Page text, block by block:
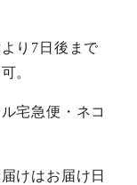
り7日後まで
。
宅急便・ネコ
けはお届け日